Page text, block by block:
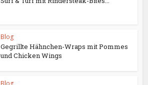
Blog
Gegrillte Hähnchen-Wraps mit Pommes
und Chicken Wings
Blog